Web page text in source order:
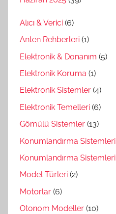
Alıcı & Verici (6)
Anten Rehberleri (1)
Elektronik & Donanım (5)
Elektronik Koruma (1)
Elektronik Sistemler (4)
Elektronik Temelleri (6)
Gömülü Sistemler (13)
Konumlandırma Sistemleri
Konumlandırma Sistemleri
Model Türleri (2)
Motorlar (6)
Otonom Modeller (10)